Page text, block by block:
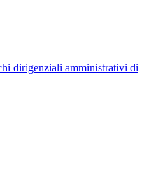
dirigenziali amministrativi di